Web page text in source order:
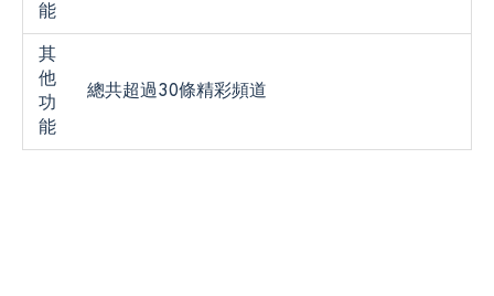
能
其
他
功
能
總共超過30條精彩頻道